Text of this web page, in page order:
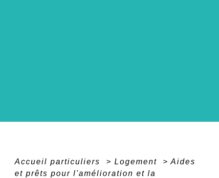
Accueil particuliers > Logement > Aides
et prêts pour l'amélioration et la